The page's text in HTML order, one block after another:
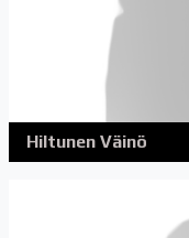
Hiltunen Väinö